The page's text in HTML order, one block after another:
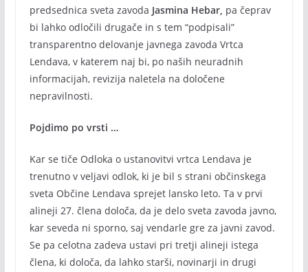
predsednica sveta zavoda Jasmina Hebar, pa čeprav
bi lahko odločili drugače in s tem “podpisali”
transparentno delovanje javnega zavoda Vrtca
Lendava, v katerem naj bi, po naših neuradnih
informacijah, revizija naletela na določene
nepravilnosti.
Pojdimo po vrsti …
Kar se tiče Odloka o ustanovitvi vrtca Lendava je
trenutno v veljavi odlok, ki je bil s strani občinskega
sveta Občine Lendava sprejet lansko leto. Ta v prvi
alineji 27. člena določa, da je delo sveta zavoda javno,
kar seveda ni sporno, saj vendarle gre za javni zavod.
Se pa celotna zadeva ustavi pri tretji alineji istega
člena, ki določa, da lahko starši, novinarji in drugi